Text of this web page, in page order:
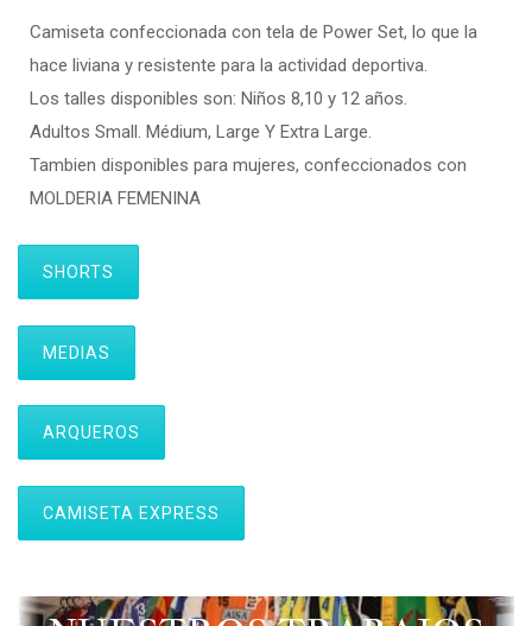
Camiseta confeccionada con tela de Power Set, lo que la
hace liviana y resistente para la actividad deportiva.
Los talles disponibles son: Niños 8,10 y 12 años.
Adultos Small. Médium, Large Y Extra Large.
Tambien disponibles para mujeres, confeccionados con
MOLDERIA FEMENINA
SHORTS
MEDIAS
ARQUEROS
CAMISETA EXPRESS